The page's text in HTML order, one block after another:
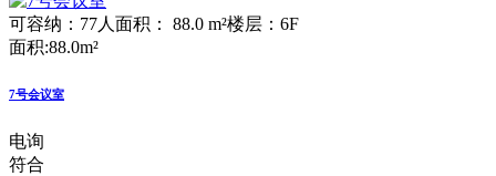
可容纳：77人 面积： 88.0 m²楼层：6F
面积:88.0m²
7号会议室
电询
符合